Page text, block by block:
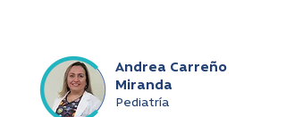
Andrea Carreño
Miranda
Pediatría